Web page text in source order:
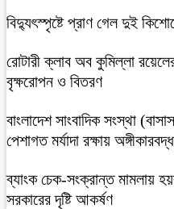
বিদ্যুৎস্পৃষ্টে প্রাণ গেল দুই
রোটারী ক্লাব অব কুমিল্লা
বৃক্ষরোপন ও বিতরণ
বাংলাদেশ সাংবাদিক সংস্থা
পেশাগত মর্যাদা রক্ষায় অঙ্গীকারবদ্ধ
ব্যাংক চেক-সংক্রান্ত মামলায়
সরকারের দৃষ্টি আকর্ষণ